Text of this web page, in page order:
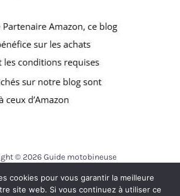
© 2026 Guide motobineuse
Contact
Mentions légales
cookies pour vous garantir la meilleure
site web. Si vous continuez à utiliser ce